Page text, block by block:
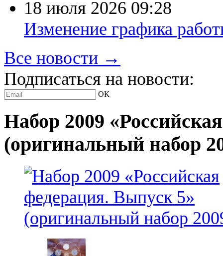
18 июля 2026 09:28
Изменение графика
Все новости →
Подписаться на новости:
ОК
Набор 2009
(оригинальный набор